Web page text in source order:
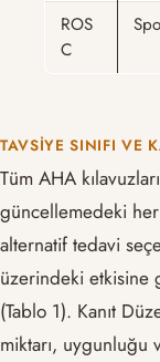
ROS
C
TAVSIYE SINIFI VE
Tüm AHA
güncellemedeki her
alternatif tedavi
üzerindeki etkisine
(Tablo 1). Kanıt
miktarı, uygunluğu